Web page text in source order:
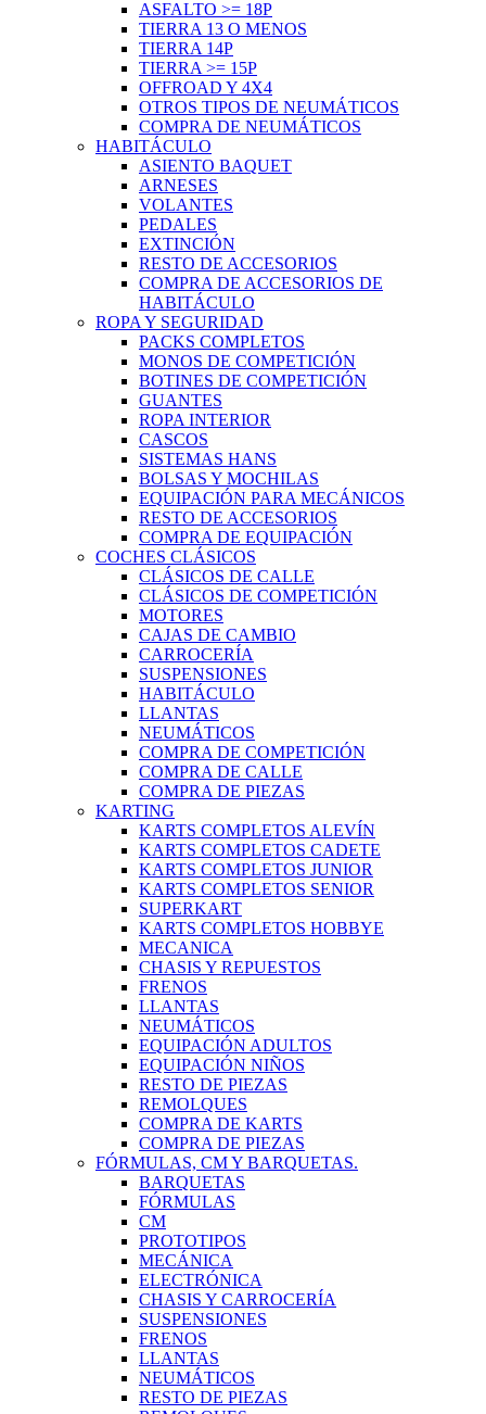
ASFALTO >= 18P
TIERRA 13 O MENOS
TIERRA 14P
TIERRA >= 15P
OFFROAD Y 4X4
OTROS TIPOS DE NEUMÁTICOS
COMPRA DE NEUMÁTICOS
HABITÁCULO
ASIENTO BAQUET
ARNESES
VOLANTES
PEDALES
EXTINCIÓN
RESTO DE ACCESORIOS
COMPRA DE ACCESORIOS DE
HABITÁCULO
ROPA Y SEGURIDAD
PACKS COMPLETOS
MONOS DE COMPETICIÓN
BOTINES DE COMPETICIÓN
GUANTES
ROPA INTERIOR
CASCOS
SISTEMAS HANS
BOLSAS Y MOCHILAS
EQUIPACIÓN PARA MECÁNICOS
RESTO DE ACCESORIOS
COMPRA DE EQUIPACIÓN
COCHES CLÁSICOS
CLÁSICOS DE CALLE
CLÁSICOS DE COMPETICIÓN
MOTORES
CAJAS DE CAMBIO
CARROCERÍA
SUSPENSIONES
HABITÁCULO
LLANTAS
NEUMÁTICOS
COMPRA DE COMPETICIÓN
COMPRA DE CALLE
COMPRA DE PIEZAS
KARTING
KARTS COMPLETOS ALEVÍN
KARTS COMPLETOS CADETE
KARTS COMPLETOS JUNIOR
KARTS COMPLETOS SENIOR
SUPERKART
KARTS COMPLETOS HOBBYE
MECANICA
CHASIS Y REPUESTOS
FRENOS
LLANTAS
NEUMÁTICOS
EQUIPACIÓN ADULTOS
EQUIPACIÓN NIÑOS
RESTO DE PIEZAS
REMOLQUES
COMPRA DE KARTS
COMPRA DE PIEZAS
FÓRMULAS, CM Y BARQUETAS.
BARQUETAS
FÓRMULAS
CM
PROTOTIPOS
MECÁNICA
ELECTRÓNICA
CHASIS Y CARROCERÍA
SUSPENSIONES
FRENOS
LLANTAS
NEUMÁTICOS
RESTO DE PIEZAS